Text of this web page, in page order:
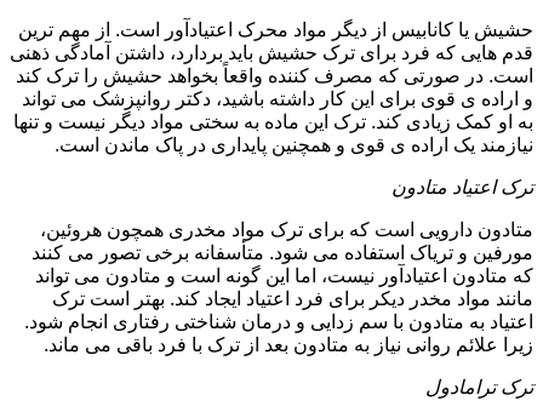
حشیش یا کانابیس از دیگر مواد محرک اعتیادآور است. از مهم ترین
قدم هایی که فرد برای ترک حشیش باید بردارد، داشتن آمادگی ذهنی
است. در صورتی که مصرف کننده واقعاً بخواهد حشیش را ترک کند
و اراده ی قوی برای این کار داشته باشید، دکتر روانپزشک می تواند
به او کمک زیادی کند. ترک این ماده به سختی مواد دیگر نیست و تنها
نیازمند یک اراده ی قوی و همچنین پایداری در پاک ماندن است.
ترک اعتیاد متادون
متادون دارویی است که برای ترک مواد مخدری همچون هروئین،
مورفین و تریاک استفاده می شود. متأسفانه برخی تصور می کنند
که متادون اعتیادآور نیست، اما این گونه است و متادون می تواند
مانند مواد مخدر دیکر برای فرد اعتیاد ایجاد کند. بهتر است ترک
اعتیاد به متادون با سم زدایی و درمان شناختی رفتاری انجام شود.
زیرا علائم روانی نیاز به متادون بعد از ترک با فرد باقی می ماند.
ترک ترامادول